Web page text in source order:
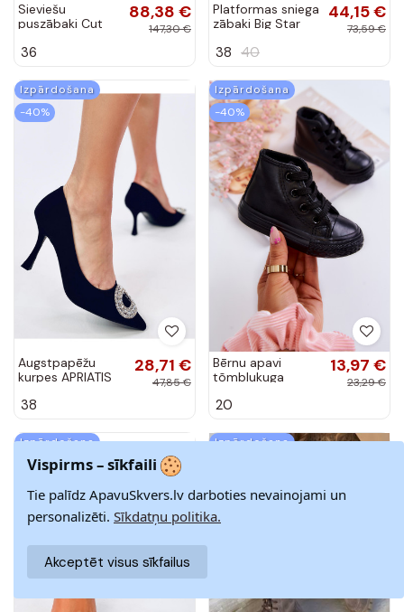
Sieviešu
puszābaki Cut
krāsas Jolnima
88,38 €
147,30 €
36
Platformas sniega
zābaki Big Star
44,15 €
73,59 €
38 40
Izpārdošana
-40%
Augstpapēžu
kurpes APRIATIS
28,71 €
47,85 €
38
Izpārdošana
-40%
Bērnu apavi
tõmblukuga
Marney
13,97 €
23,29 €
20
Izpārdošana
-40%
Izpārdošana
Vispirms – sīkfaili
Tie palīdz ApavuSkvers.lv darboties nevainojami un
personalizēti. Sīkdatņu politika.
Akceptēt visus sīkfailus